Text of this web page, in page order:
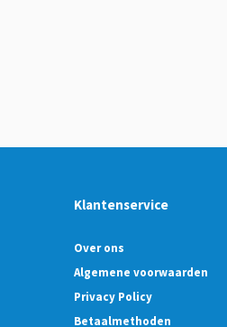
Klantenservice
Over ons
Algemene voorwaarden
Privacy Policy
Betaalmethoden